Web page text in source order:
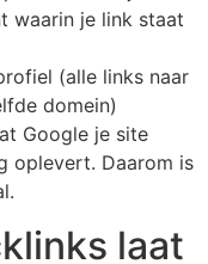
waarin je link staat
(alle links naar
domein)
Google je site
oplevert. Daarom is
laat